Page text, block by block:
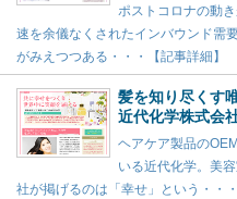
ポストコロナの動
速を余儀なくされたインバウンド需
がみえつつある・・・【記事詳細】
髪を知り尽くす
近代化学株式会
ヘアケア製品の
いる近代化学。美
社が掲げるのは「幸せ」という・・